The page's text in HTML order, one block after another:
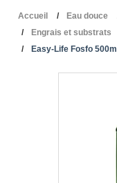
Accueil Eau douce
Engrais et substrats
Easy-Life Fosfo 500ml